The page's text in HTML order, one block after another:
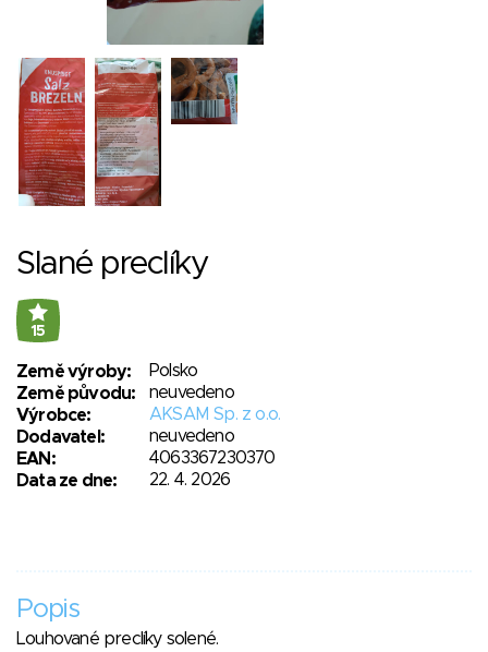
Slané preclíky
15
Země výroby:
Polsko
Země původu:
neuvedeno
Výrobce:
AKSAM Sp. z o.o.
Dodavatel:
neuvedeno
EAN:
4063367230370
Data ze dne:
22. 4. 2026
Popis
Louhované preclíky solené.